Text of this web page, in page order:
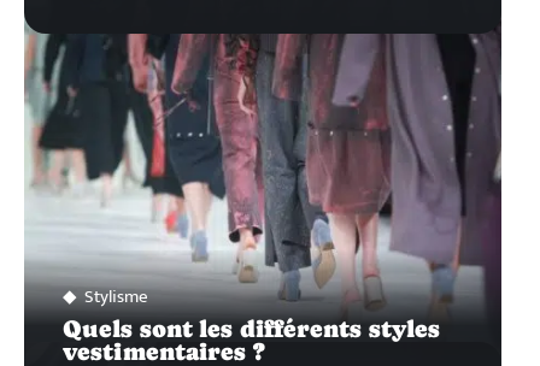
Stylisme
Quels sont les différents styles
vestimentaires ?